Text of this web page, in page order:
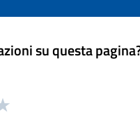
su questa